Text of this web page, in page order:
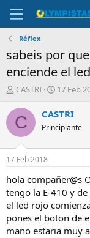
Réflex
sabeis por
enciende el
I
i
c
a
d
o
r
e
l
t
e
CASTRI
F
c
h
a
i
n
i
c
i
o
17 Feb
C CASTRI
Principiante
17 Feb 2018
hola compañer@s
tengo la E-410 y
el led rojo
pones el boton de
mano estaria muy